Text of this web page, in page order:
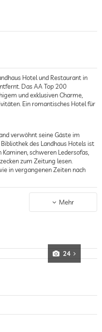
Hotel und Restaurant in
Das AA Top 200
und exklusiven Charme,
Ein romantisches Hotel für
verwöhnt seine Gäste im
des Landhaus Hotels ist
schweren Ledersofas,
zum Zeitung lesen.
in vergangenen Zeiten nach
romantisch dekoriertes
Zimmern für eine
Badezimmer bieten viel Platz,
mit Gartenblick. Der
kann man auf
Outdoorgames spielen.
Mehr
24